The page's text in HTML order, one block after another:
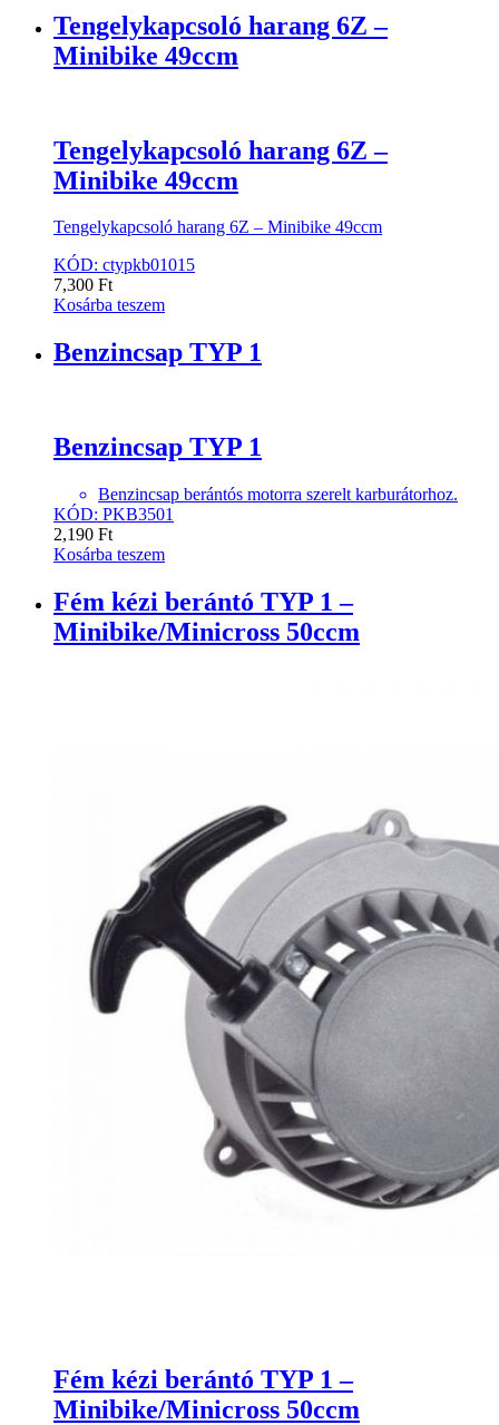
Tengelykapcsoló harang 6Z –
Minibike 49ccm
Tengelykapcsoló harang 6Z –
Minibike 49ccm
Tengelykapcsoló harang 6Z – Minibike 49ccm
KÓD: ctypkb01015
7,300 Ft
Kosárba teszem
Benzincsap TYP 1
Benzincsap TYP 1
Benzincsap berántós motorra szerelt karburátorhoz.
KÓD: PKB3501
2,190 Ft
Kosárba teszem
Fém kézi berántó TYP 1 –
Minibike/Minicross 50ccm
Fém kézi berántó TYP 1 –
Minibike/Minicross 50ccm